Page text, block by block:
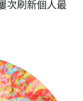
次刷新個人最